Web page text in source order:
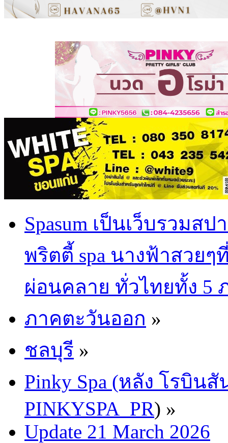
Spasum เป็นเว็บรวม
พริตตี้ spa นางฟ้าสวย
ผ่อนคลาย ทั่วไทยทั้ง 5
ภาคตะวันออก »
ชลบุรี »
Pinky Spa (หลัง โรบิน
PINKYSPA_PR) »
Update 21 March 2026